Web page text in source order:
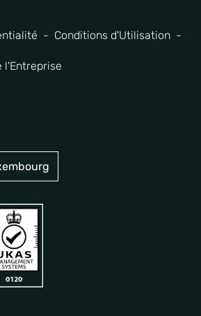
Conditions d'Utilisation
l'Entreprise